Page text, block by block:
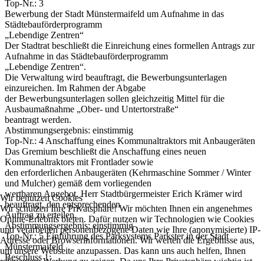
Top-Nr.: 3
Bewerbung der Stadt Münstermaifeld um Aufnahme in das
Städtebauförderprogramm
„Lebendige Zentren“
Der Stadtrat beschließt die Einreichung eines formellen Antrags zur
Aufnahme in das Städtebauförderprogramm
„Lebendige Zentren“.
Die Verwaltung wird beauftragt, die Bewerbungsunterlagen
einzureichen. Im Rahmen der Abgabe
der Bewerbungsunterlagen sollen gleichzeitig Mittel für die
Ausbaumaßnahme „Ober- und Untertorstraße“
beantragt werden.
Abstimmungsergebnis: einstimmig
Top-Nr.: 4 Anschaffung eines Kommunaltraktors mit Anbaugeräten
Das Gremium beschließt die Anschaffung eines neuen
Kommunaltraktors mit Frontlader sowie
den erforderlichen Anbaugeräten (Kehrmaschine Sommer / Winter
und Mulcher) gemäß dem vorliegenden
wertbaren Angebot. Herr Stadtbürgermeister Erich Krämer wird
beauftragt, den entsprechenden
Auftrag zu erteilen.
Abstimmungsergebnis: einstimmig
Top-Nr.: 5 Einführung des Parksystems Parkster in der Stadt
Münstermaifeld
Beschluss 1:
Wir benutzen Cookies
Wir schützen Ihre Privatsphäre! Wir möchten Ihnen ein angenehmes
Online-Erlebnis bieten. Dafür nutzen wir Technologien wie Cookies
und verarbeiten personenbezogene Daten wie Ihre (anonymisierte) IP-
Adresse oder Browserinformationen. Wir werten die Ergebnisse aus,
um unsere Webseite anzupassen. Das kann uns auch helfen, Ihnen